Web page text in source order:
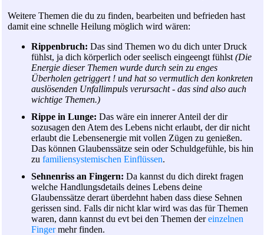
Weitere Themen die du zu finden, bearbeiten und befrieden hast
damit eine schnelle Heilung möglich wird wären:
Rippenbruch: Das sind Themen wo du dich unter Druck
fühlst, ja dich körperlich oder seelisch eingeengt fühlst (Die
Energie dieser Themen wurde durch sein zu enges
Überholen getriggert ! und hat so vermutlich den konkreten
auslösenden Unfallimpuls verursacht - das sind also auch
wichtige Themen.)
Rippe in Lunge: Das wäre ein innerer Anteil der dir
sozusagen den Atem des Lebens nicht erlaubt, der dir nicht
erlaubt die Lebensenergie mit vollen Zügen zu genießen.
Das können Glaubenssätze sein oder Schuldgefühle, bis hin
zu familiensystemischen Einflüssen.
Sehnenriss an Fingern: Da kannst du dich direkt fragen
welche Handlungsdetails deines Lebens deine
Glaubenssätze derart überdehnt haben dass diese Sehnen
gerissen sind. Falls dir nicht klar wird was das für Themen
waren, dann kannst du evt bei den Themen dereinzelnen
Fingermehr finden.